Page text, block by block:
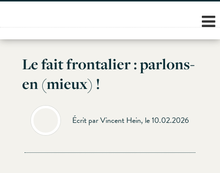
Skip
content
Le fait frontalier : parlons-
en (mieux) !
Écrit par Vincent Hein, le 10.02.2026